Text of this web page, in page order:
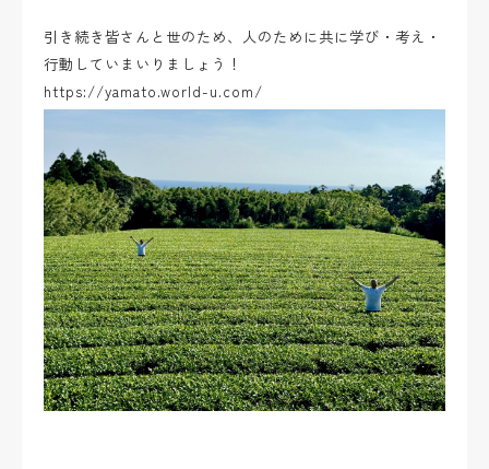
引き続き皆さんと世のため、人のために共に学び・考え・
行動していまいりましょう！
https://yamato.world-u.com/